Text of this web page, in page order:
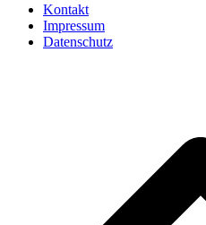
Kontakt
Impressum
Datenschutz